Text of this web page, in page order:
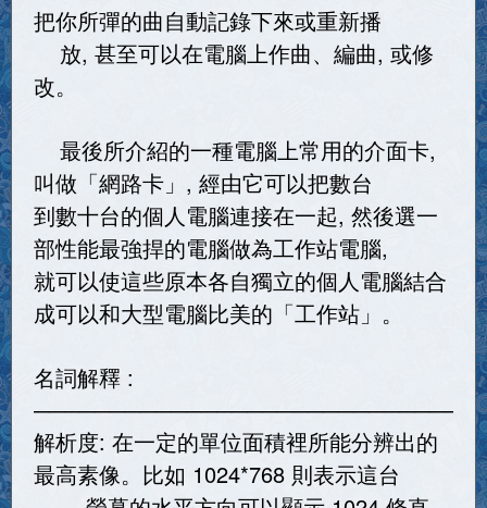
把你所彈的曲自動記錄下來或重新播
放, 甚至可以在電腦上作曲、編曲, 或修
改。
最後所介紹的一種電腦上常用的介面卡,
叫做「網路卡」, 經由它可以把數台
到數十台的個人電腦連接在一起, 然後選一
部性能最強捍的電腦做為工作站電腦,
就可以使這些原本各自獨立的個人電腦結合
成可以和大型電腦比美的「工作站」。
名詞解釋 :
解析度: 在一定的單位面積裡所能分辨出的
最高素像。比如 1024*768 則表示這台